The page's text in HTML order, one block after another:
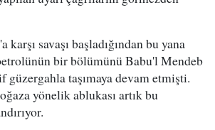
savaşı başladığından bu yana
bir bölümünü Babu'l Mendeb
güzergahla taşımaya devam etmişti.
yönelik ablukası artık bu